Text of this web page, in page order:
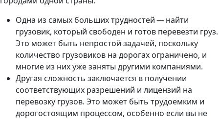
Одна из самых больших трудностей — найти
грузовик, который свободен и готов перевезти груз.
Это может быть непростой задачей, поскольку
количество грузовиков на дорогах ограничено, и
многие из них уже заняты другими компаниями.
Другая сложность заключается в получении
соответствующих разрешений и лицензий на
перевозку грузов. Это может быть трудоемким и
дорогостоящим процессом, особенно если вы не